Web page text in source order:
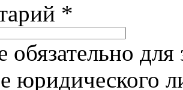
*
обязательно для
юридического